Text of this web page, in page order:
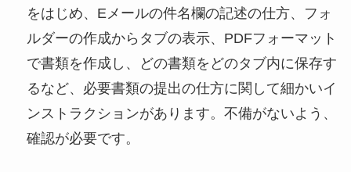
をはじめ、Eメールの件名欄の記述の仕方、フォ
ルダーの作成からタブの表示、PDFフォーマット
で書類を作成し、どの書類をどのタブ内に保存す
るなど、必要書類の提出の仕方に関して細かいイ
ンストラクションがあります。不備がないよう、
確認が必要です。